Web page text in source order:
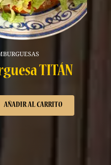
TITÁN
AÑADIR AL CARRITO